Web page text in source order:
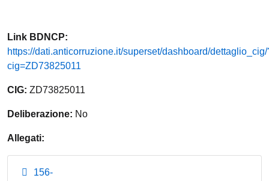
Link BDNCP:
https://dati.anticorruzione.it/superset/dashboard/dettaglio_cig/
cig=ZD73825011
CIG: ZD73825011
Deliberazione: No
Allegati:
156-